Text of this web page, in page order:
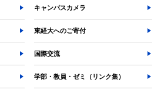
各種手続
TKUポータル
奨学金
キャンパスカメラ
東経大へのご寄付
国際交流
学部・教員・ゼミ（リンク集）